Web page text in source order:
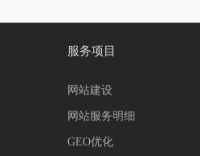
服务项目
网站建设
网站服务明细
GEO优化